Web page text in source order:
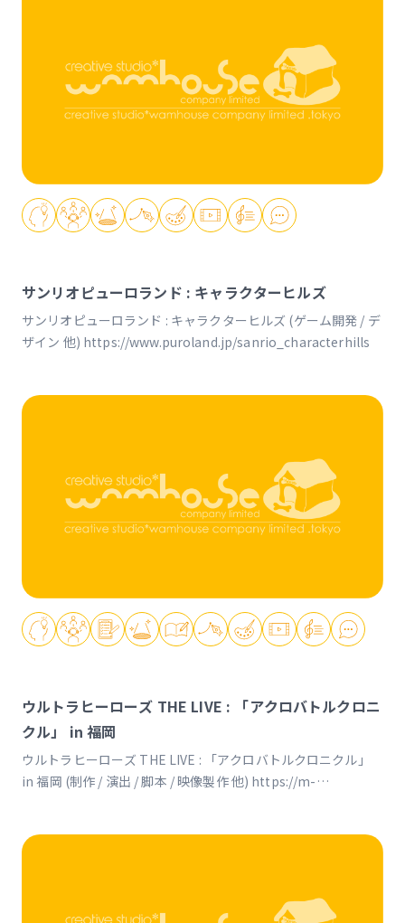
サンリオピューロランド : キャラクターヒルズ
サンリオピューロランド : キャラクターヒルズ (ゲーム開発 / デ
ザイン 他) https://www.puroland.jp/sanrio_characterhills
ウルトラヒーローズ THE LIVE : 「アクロバトルクロニ
クル」 in 福岡
ウルトラヒーローズ THE LIVE : 「アクロバトルクロニクル」
in 福岡 (制作 / 演出 / 脚本 / 映像製作 他) https://m-